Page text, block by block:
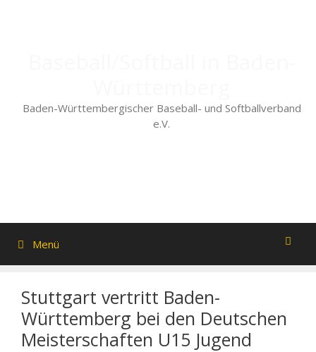
Baden-Württembergischer Baseball- und Softballverband
e.V.
Menü
Stuttgart vertritt Baden-
Württemberg bei den Deutschen
Meisterschaften U15 Jugend